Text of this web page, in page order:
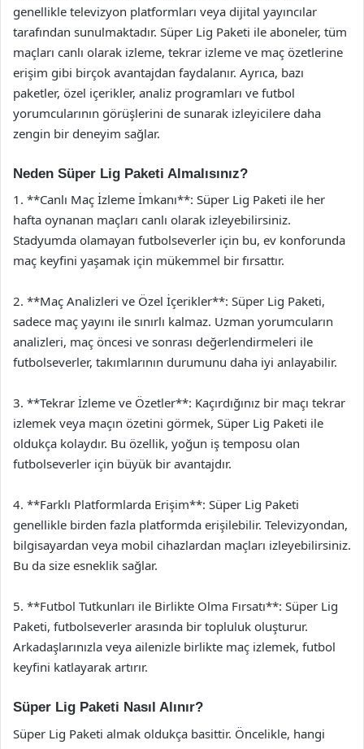
genellikle televizyon platformları veya dijital yayıncılar
tarafından sunulmaktadır. Süper Lig Paketi ile aboneler, tüm
maçları canlı olarak izleme, tekrar izleme ve maç özetlerine
erişim gibi birçok avantajdan faydalanır. Ayrıca, bazı
paketler, özel içerikler, analiz programları ve futbol
yorumcularının görüşlerini de sunarak izleyicilere daha
zengin bir deneyim sağlar.
Neden Süper Lig Paketi Almalısınız?
1. **Canlı Maç İzleme İmkanı**: Süper Lig Paketi ile her
hafta oynanan maçları canlı olarak izleyebilirsiniz.
Stadyumda olamayan futbolseverler için bu, ev konforunda
maç keyfini yaşamak için mükemmel bir fırsattır.
2. **Maç Analizleri ve Özel İçerikler**: Süper Lig Paketi,
sadece maç yayını ile sınırlı kalmaz. Uzman yorumcuların
analizleri, maç öncesi ve sonrası değerlendirmeleri ile
futbolseverler, takımlarının durumunu daha iyi anlayabilir.
3. **Tekrar İzleme ve Özetler**: Kaçırdığınız bir maçı tekrar
izlemek veya maçın özetini görmek, Süper Lig Paketi ile
oldukça kolaydır. Bu özellik, yoğun iş temposu olan
futbolseverler için büyük bir avantajdır.
4. **Farklı Platformlarda Erişim**: Süper Lig Paketi
genellikle birden fazla platformda erişilebilir. Televizyondan,
bilgisayardan veya mobil cihazlardan maçları izleyebilirsiniz.
Bu da size esneklik sağlar.
5. **Futbol Tutkunları ile Birlikte Olma Fırsatı**: Süper Lig
Paketi, futbolseverler arasında bir topluluk oluşturur.
Arkadaşlarınızla veya ailenizle birlikte maç izlemek, futbol
keyfini katlayarak artırır.
Süper Lig Paketi Nasıl Alınır?
Süper Lig Paketi almak oldukça basittir. Öncelikle, hangi